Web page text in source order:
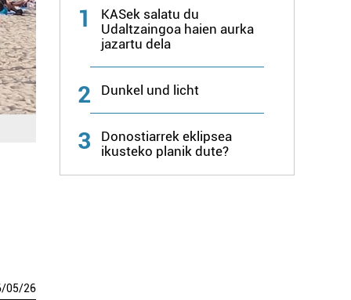
/05/26
1
KASek salatu du
Udaltzaingoa haien aurka
jazartu dela
2 Dunkel und licht
3
Donostiarrek eklipsea
ikusteko planik dute?